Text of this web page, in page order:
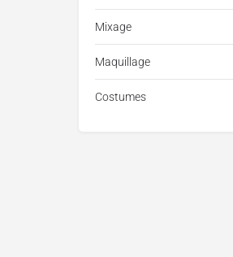
Mixage
Maquillage
Costumes